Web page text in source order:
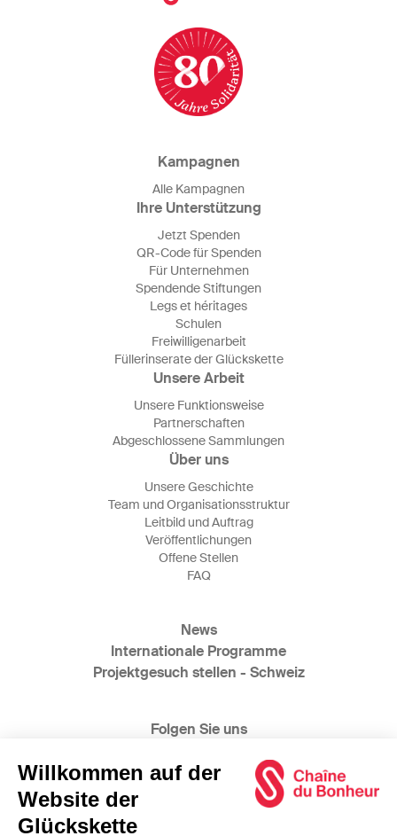
Kampagnen
Alle Kampagnen
Ihre Unterstützung
Jetzt Spenden
QR-Code für Spenden
Für Unternehmen
Spendende Stiftungen
Legs et héritages
Schulen
Freiwilligenarbeit
Füllerinserate der Glückskette
Unsere Arbeit
Unsere Funktionsweise
Partnerschaften
Abgeschlossene Sammlungen
Über uns
Unsere Geschichte
Team und Organisationsstruktur
Leitbild und Auftrag
Veröffentlichungen
Offene Stellen
FAQ
News
Internationale Programme
Projektgesuch stellen - Schweiz
Folgen Sie uns